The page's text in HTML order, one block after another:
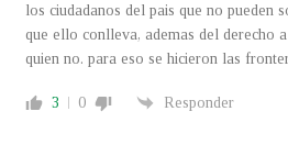
los ciudadanos del pais que no pueden
que ello conlleva, ademas del derecho
quien no. para eso se hicieron las
3 0 Responder